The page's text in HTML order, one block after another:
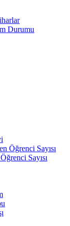
Durumu
Öğrenci Sayısı
Sayısı